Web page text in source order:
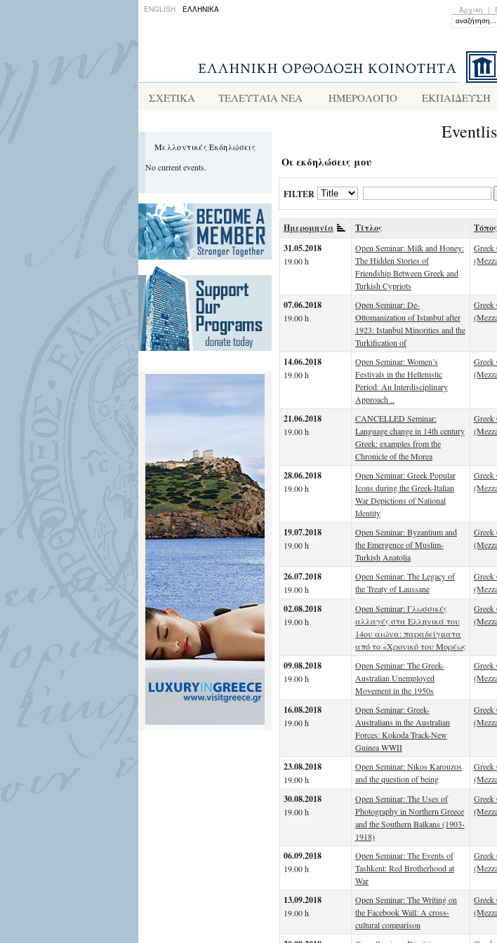
ENGLISH ΕΛΛΗΝΙΚΑ Αρχικη |
ΣΧΕΤΙΚΑ ΤΕΛΕΥΤΑΙΑ ΝΕΑ ΗΜΕΡΟΛΟΓΙΟ ΕΚΠΑΙΔΕΥΣΗ
Μελλοντικές Εκδηλώσεις
No current events.
Οι εκδηλώσεις μου
FILTER
Ημερομηνία Τίτλος
31.05.2018
19.00 h
Open Seminar: Milk and Honey:
The Hidden Stories of
Friendship Between Greek and
Turkish Cypriots
Greek
07.06.2018
19.00 h
Open Seminar: De-
Ottomanization of Istanbul after
1923: Istanbul Minorities and the
Turkification of
Greek
14.06.2018
19.00 h
Open Seminar: Women’s
Festivals in the Hellenistic
Period: An Interdisciplinary
Approach ..
Greek
21.06.2018
19.00 h
CANCELLED Seminar:
Language change in 14th century
Greek: examples from the
Chronicle of the Morea
Greek
28.06.2018
19.00 h
Open Seminar: Greek Popular
Icons during the Greek-Italian
War Depictions of National
Identity
Greek
19.07.2018
19.00 h
Open Seminar: Byzantium and
the Emergence of Muslim-
Turkish Anatolia
Greek
26.07.2018
19.00 h
Open Seminar: The Legacy of
the Treaty of Laussane
Greek
02.08.2018
19.00 h
Open Seminar: Γλωσσικές
αλλαγές στα Ελληνικά του
14ου αιώνα: παραδείγματα
από το «Χρονικό του Μορέως
Greek
09.08.2018
19.00 h
Open Seminar: The Greek-
Australian Unemployed
Movement in the 1950s
Greek
16.08.2018
19.00 h
Open Seminar: Greek-
Australians in the Australian
Forces: Kokoda Track-New
Guinea WWII
Greek
23.08.2018
19.00 h
Open Seminar: Nikos Karouzos
and the question of being
Greek
30.08.2018
19.00 h
Open Seminar: The Uses of
Photography in Northern Greece
and the Southern Balkans (1903-
1918)
Greek
06.09.2018
19.00 h
Open Seminar: The Events of
Tashkent: Red Brotherhood at
War
Greek
13.09.2018
19.00 h
Open Seminar: The Writing on
the Facebook Wall: A cross-
cultural comparison
Greek